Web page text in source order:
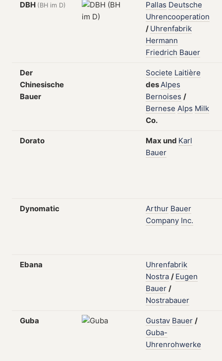
DBH (BH im D) Pallas Deutsche
Uhrencooperation
/ Uhrenfabrik
Hermann
Friedrich Bauer
Der
Chinesische
Bauer
Societe Laitière
desAlpes
Bernoises /
Bernese Alps Milk
Co.
Dorato Max und Karl
Bauer
Dynomatic Arthur Bauer
Company Inc.
Ebana
Uhrenfabrik
Nostra / Eugen
Bauer /
Nostrabauer
Guba Gustav Bauer /
Guba-
Uhrenrohwerke